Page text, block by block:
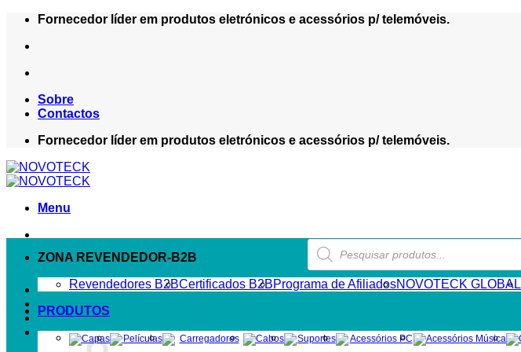
Skip
content
Fornecedor líder em produtos eletrónicos e acessórios p/ telemóveis.
Sobre
Contactos
Fornecedor líder em produtos eletrónicos e acessórios p/ telemóveis.
Menu
Products
search
ZONA REVENDEDOR-B2B
Revendedores B2BCertificados B2BPrograma de AfiliadosNOVOTECK GLOBAL
PRODUTOS